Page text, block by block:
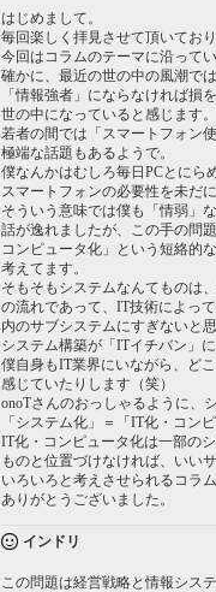
はじめまして。
毎回楽しく拝見させて頂いており
今回はコラムのテーマに沿って
確かに、最近の世の中の風潮で
「情報強者」にならなければ損
世の中になっていると感じます。
若者の間では「スマートフォン
極端な話題もあるようで。
僕なんかはむしろ毎日PCとにら
スマートフォンの必要性を未だ
そういう意味では僕も「情弱」
話が逸れましたが、この手の問
コンピュータ化」という短絡的
考えてます。
そもそもシステムなんてものは
の流れであって、IT技術によっ
内のサブシステムにすぎないと
システム構築が「ITイチバン」
僕自身もIT業界にいながら、ど
感じていたりします（笑）
onoTさんのおっしゃるように、
「システム化」＝「IT化・コン
IT化・コンピュータ化は一部の
ものと位置づけなければ、いい
いろいろと考えさせられるコラム
ありがとうございました。
インドリ
この問題は経営戦略と情報シス